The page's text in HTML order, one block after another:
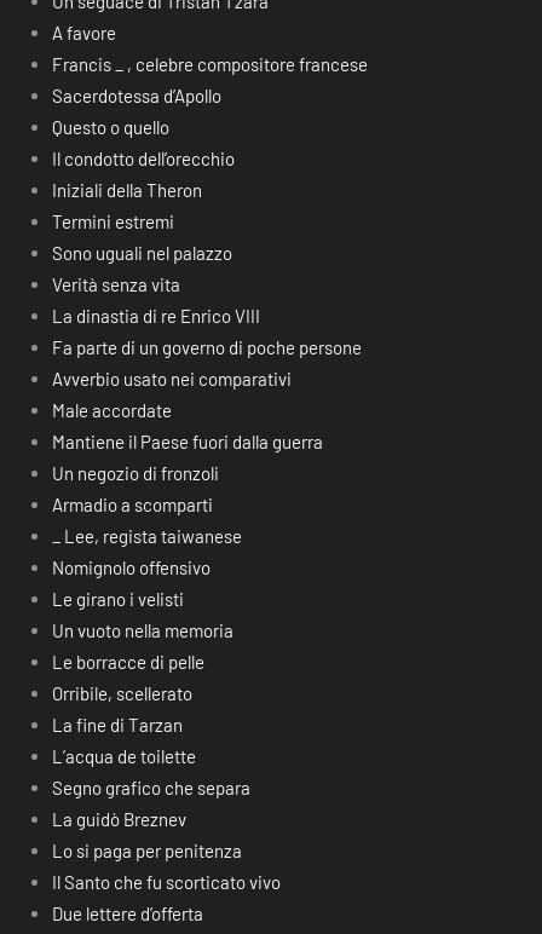
A favore
Francis _ , celebre compositore francese
Sacerdotessa d’Apollo
Questo o quello
Il condotto dell’orecchio
Iniziali della Theron
Termini estremi
Sono uguali nel palazzo
Verità senza vita
La dinastia di re Enrico VIII
Fa parte di un governo di poche persone
Avverbio usato nei comparativi
Male accordate
Mantiene il Paese fuori dalla guerra
Un negozio di fronzoli
Armadio a scomparti
_ Lee, regista taiwanese
Nomignolo offensivo
Le girano i velisti
Un vuoto nella memoria
Le borracce di pelle
Orribile, scellerato
La fine di Tarzan
L’acqua de toilette
Segno grafico che separa
La guidò Breznev
Lo si paga per penitenza
Il Santo che fu scorticato vivo
Due lettere d’offerta